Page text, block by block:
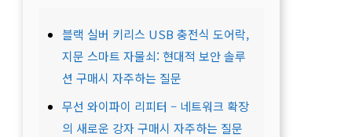
블랙 실버 키리스 USB 충전식 도어락,
지문 스마트 자물쇠: 현대적 보안 솔루
션 구매시 자주하는 질문
무선 와이파이 리피터 – 네트워크 확장
의 새로운 강자 구매시 자주하는 질문